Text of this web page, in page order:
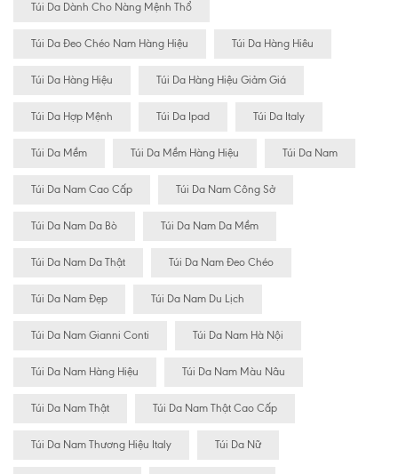
Túi Da Dành Cho Nàng Mệnh Thổ
Túi Da Đeo Chéo Nam Hàng Hiệu Túi Da Hàng Hiêu
Túi Da Hàng Hiệu Túi Da Hàng Hiệu Giảm Giá
Túi Da Hợp Mệnh Túi Da Ipad Túi Da Italy
Túi Da Mềm Túi Da Mềm Hàng Hiệu Túi Da Nam
Túi Da Nam Cao Cấp Túi Da Nam Công Sở
Túi Da Nam Da Bò Túi Da Nam Da Mềm
Túi Da Nam Da Thật Túi Da Nam Đeo Chéo
Túi Da Nam Đẹp Túi Da Nam Du Lịch
Túi Da Nam Gianni Conti Túi Da Nam Hà Nội
Túi Da Nam Hàng Hiệu Túi Da Nam Màu Nâu
Túi Da Nam Thật Túi Da Nam Thật Cao Cấp
Túi Da Nam Thương Hiệu Italy Túi Da Nữ